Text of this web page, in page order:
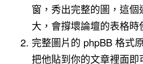
窗，秀出完整的圖，這個
大，會撐壞論壇的表格時
完整圖片的 phpBB 格式
把他貼到你的文章裡面即